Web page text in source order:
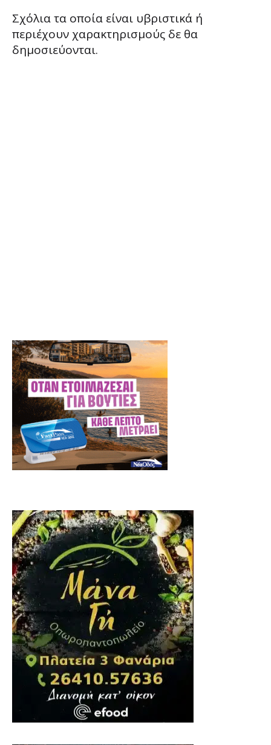
Σχόλια τα οποία είναι υβριστικά ή
περιέχουν χαρακτηρισμούς δε θα
δημοσιεύονται.